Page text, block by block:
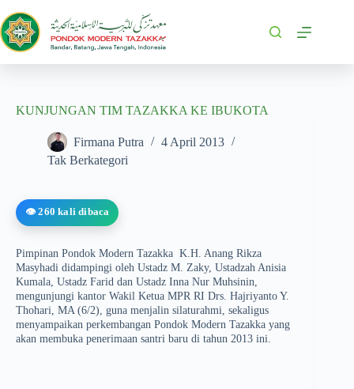
KUNJUNGAN TIM TAZAKKA KE IBUKOTA
Firmana Putra
4 April 2013
Tak Berkategori
👁️ 260 kali dibaca
Pimpinan Pondok Modern Tazakka K.H. Anang Rikza
Masyhadi didampingi oleh Ustadz M. Zaky, Ustadzah Anisia
Kumala, Ustadz Farid dan Ustadz Inna Nur Muhsinin,
mengunjungi kantor Wakil Ketua MPR RI Drs. Hajriyanto Y.
Thohari, MA (6/2), guna menjalin silaturahmi, sekaligus
menyampaikan perkembangan Pondok Modern Tazakka yang
akan membuka penerimaan santri baru di tahun 2013 ini.